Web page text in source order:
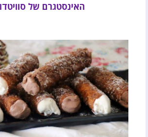
האינסטגרם של